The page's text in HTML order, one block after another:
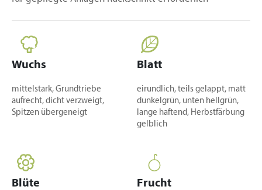
Wuchs
mittelstark, Grundtriebe
aufrecht, dicht verzweigt,
Spitzen übergeneigt
Blatt
eirundlich, teils gelappt, matt
dunkelgrün, unten hellgrün,
lange haftend, Herbstfärbung
gelblich
Blüte Frucht